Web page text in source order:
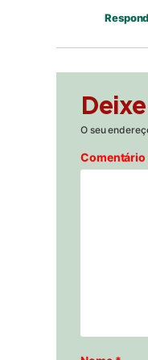
O seu
Comentário